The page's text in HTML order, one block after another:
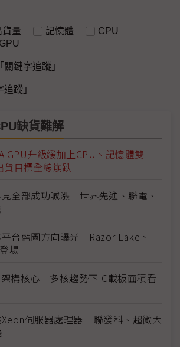
貨量 記憶體
CPU
GPU
鍵字追蹤」
蹤」
缺貨難解
GPU升級緩加上CPU、記憶體雙
目標全線崩跌
全部成功喊漲 世界先進、聯電、
台藍圖方向曝光 Razor Lake、
場
架構核心 多核趨勢下IC載板面積看
Xeon伺服器處理器 聯發科、超微大